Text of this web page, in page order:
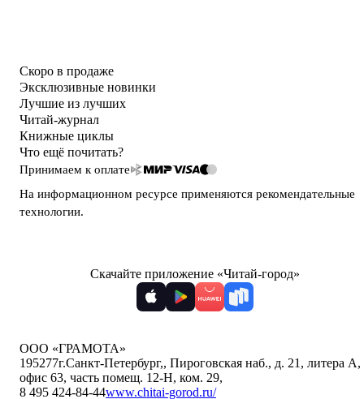
Скоро в продаже
Эксклюзивные новинки
Лучшие из лучших
Читай-журнал
Книжные циклы
Что ещё почитать?
Принимаем к оплате
На информационном ресурсе применяются рекомендательные
технологии.
Скачайте приложение «Читай-город»
ООО «ГРАМОТА»
195277г.Санкт-Петербург,, Пироговская наб., д. 21, литера А,
офис 63, часть помещ. 12-Н, ком. 29,
8 495 424-84-44www.chitai-gorod.ru/